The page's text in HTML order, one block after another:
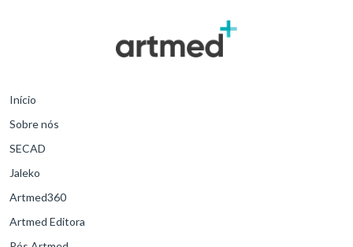
Início
Sobre nós
SECAD
Jaleko
Artmed360
Artmed Editora